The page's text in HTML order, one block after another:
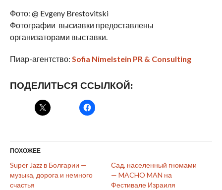
Фото: @ Evgeny Brestovitski
Фотографии высиавки предоставлены
организаторами выставки.
Пиар-агентство: Sofia Nimelstein PR & Consulting
ПОДЕЛИТЬСЯ ССЫЛКОЙ:
ПОХОЖЕЕ
Super Jazz в Болгарии —
музыка, дорога и немного
счастья
Сад, населенный гномами
— MACHO MAN на
Фестивале Израиля